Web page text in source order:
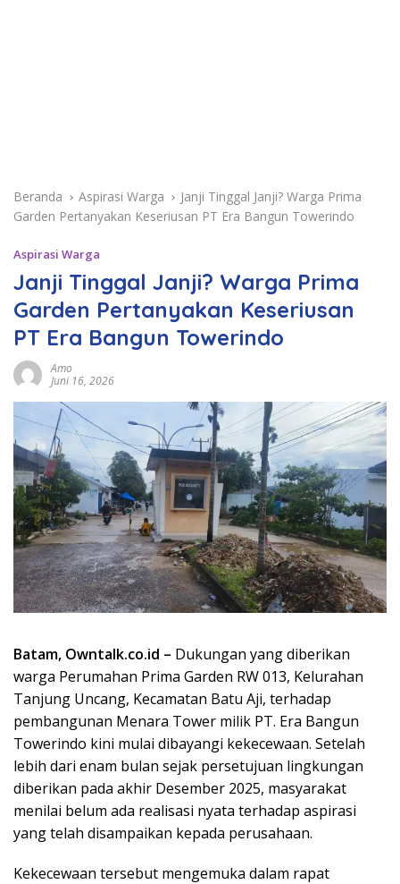
Beranda Aspirasi Warga
Janji Tinggal Janji? Warga Prima
Garden Pertanyakan Keseriusan PT Era Bangun Towerindo
Aspirasi Warga
Janji Tinggal Janji? Warga Prima
Garden Pertanyakan Keseriusan
PT Era Bangun Towerindo
Amo
Juni 16, 2026
Batam, Owntalk.co.id – Dukungan yang diberikan
warga Perumahan Prima Garden RW 013, Kelurahan
Tanjung Uncang, Kecamatan Batu Aji, terhadap
pembangunan Menara Tower milik PT. Era Bangun
Towerindo kini mulai dibayangi kekecewaan. Setelah
lebih dari enam bulan sejak persetujuan lingkungan
diberikan pada akhir Desember 2025, masyarakat
menilai belum ada realisasi nyata terhadap aspirasi
yang telah disampaikan kepada perusahaan.
Kekecewaan tersebut mengemuka dalam rapat